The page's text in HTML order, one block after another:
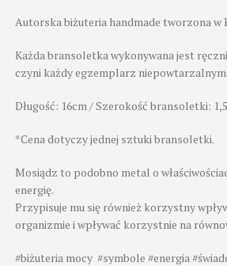
Autorska biżuteria handmade tworzona w
Każda bransoletka wykonywana jest
czyni każdy egzemplarz niepowtarzalnym.
Długość: 16cm / Szerokość bransoletki:
*Cena dotyczy jednej sztuki bransoletki.
Mosiądz to podobno metal o
energię.
Przypisuje mu się również korzystny
organizmie i wpływać korzystnie na
#biżuteria mocy #symbole #energia